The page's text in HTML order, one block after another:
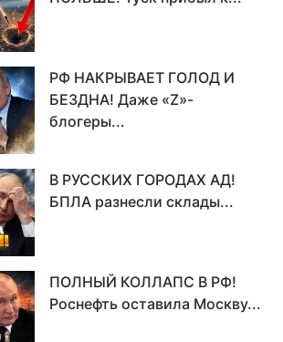
РФ НАКРЫВАЕТ ГОЛОД И
БЕЗДНА! Даже «Z»-
блогеры...
В РУССКИХ ГОРОДАХ АД!
БПЛА разнесли склады...
ПОЛНЫЙ КОЛЛАПС В РФ!
Роснефть оставила Москву...